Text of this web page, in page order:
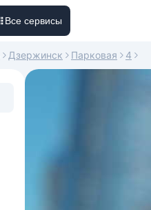
Все сервисы
Дзержинск Парковая 4